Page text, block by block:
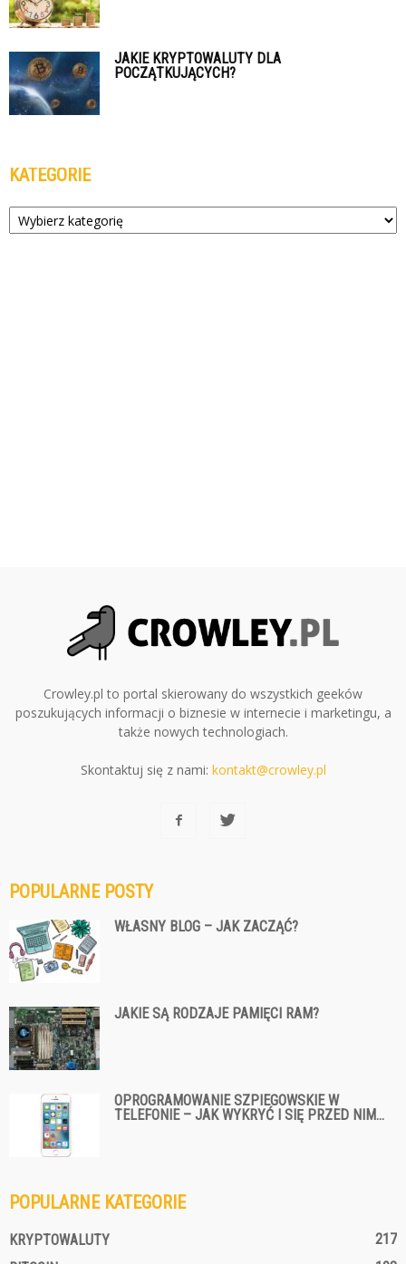
JAKIE KRYPTOWALUTY DLA
POCZĄTKUJĄCYCH?
KATEGORIE
Kategorie
Crowley.pl to portal skierowany do wszystkich geeków
poszukujących informacji o biznesie w internecie i marketingu, a
także nowych technologiach.
Skontaktuj się z nami: kontakt@crowley.pl
POPULARNE POSTY
WŁASNY BLOG – JAK ZACZĄĆ?
JAKIE SĄ RODZAJE PAMIĘCI RAM?
OPROGRAMOWANIE SZPIEGOWSKIE W
TELEFONIE – JAK WYKRYĆ I SIĘ PRZED NIM...
POPULARNE KATEGORIE
KRYPTOWALUTY
217